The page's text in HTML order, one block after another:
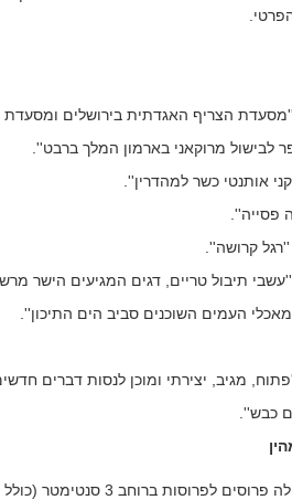
הצריף האגדתית בירושלים ומסעדת
לבישול מרוקאני בארמון המלך ברבט''.
אותנטי כשר למהדרין''.
פסייה''.
קרושה''.
תיבול טריים, דגים המגיעים הישר
העמים השוכנים סביב הים התיכון''.
מגיב, יצירתי ומוכן לנסות דברים
כבש''.